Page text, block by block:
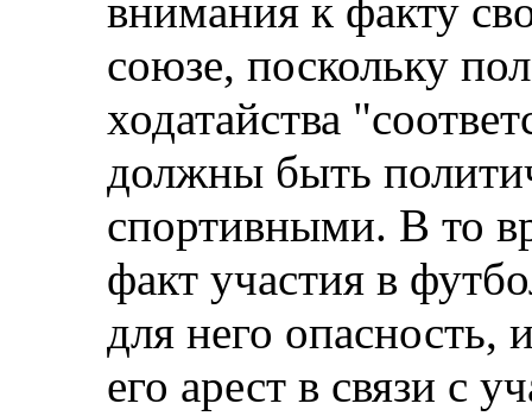
внимания к факту
союзе, поскольку
ходатайства
должны быть
спортивными. В то
факт участия в
для него опасность,
его арест в связи с